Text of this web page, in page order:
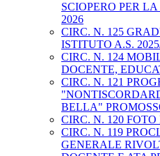
SCIOPERO PER
2026
CIRC. N. 125
ISTITUTO A.S.
CIRC. N. 124
DOCENTE,
CIRC. N. 121
BELLA"
CIRC. N. 120
CIRC. N. 119
GENERALE